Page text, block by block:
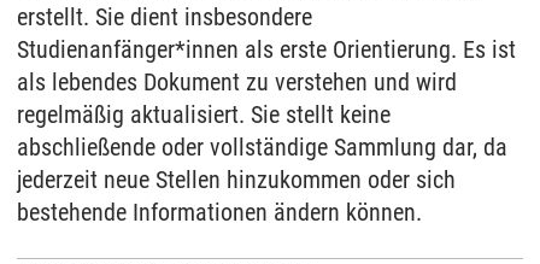
erstellt. Sie dient insbesondere
Studienanfänger*innen als erste Orientierung. Es ist
als lebendes Dokument zu verstehen und wird
regelmäßig aktualisiert. Sie stellt keine
abschließende oder vollständige Sammlung dar, da
jederzeit neue Stellen hinzukommen oder sich
bestehende Informationen ändern können.